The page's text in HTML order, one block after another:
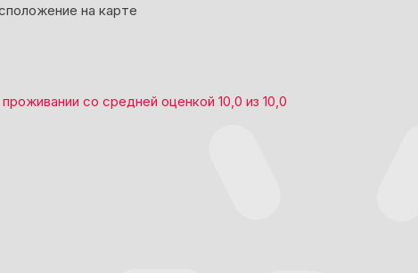
на карте
со средней оценкой 10,0 из 10,0